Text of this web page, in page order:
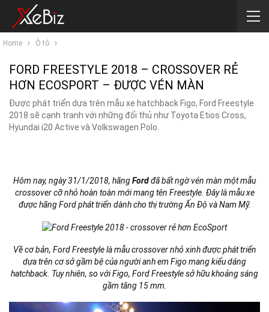
Home Ô tô
FORD FREESTYLE 2018 – CROSSOVER RẺ
HƠN ECOSPORT – ĐƯỢC VÉN MÀN
Được phát triển dựa trên mẫu xe hatchback Figo, Ford Freestyle
2018 sẽ cạnh tranh với những đối thủ như Toyota Etios Cross,
Hyundai i20 Active và Volkswagen Polo.
Hôm nay, ngày 31/1/2018, hãngFordđã bất ngờ vén màn một mẫu
crossover cỡ nhỏ hoàn toàn mới mang tên Freestyle. Đây là mẫu xe
được hãng Ford phát triển dành cho thị trường Ấn Độ và Nam Mỹ.
Về cơ bản, Ford Freestyle là mẫu crossover nhỏ xinh được phát triển
dựa trên cơ sở gầm bệ của người anh em Figo mang kiểu dáng
hatchback. Tuy nhiên, so với Figo, Ford Freestyle sở hữu khoảng sáng
gầm tăng 15 mm.